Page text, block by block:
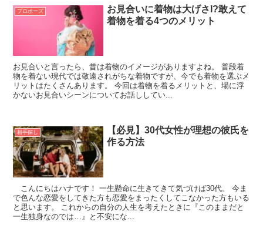
プロポーズ
お見合いに着物は大げさI?敢えて
着物を着る4つのメリット
お見合いと言ったら、昔は着物のイメージがありますよね。 普段着
物を着ない現代では敬遠されがちな着物ですが、今でも着物を選ぶメ
リットはたくさんあります。 今回は着物を着るメリットと、場に浮
かないお見合いシーンについてお話ししてい...
相手探し
【必見】30代女性が理想の彼氏を
作る方法
こんにちはハナです！ 一生懸命に生きてきて気づけば30代。 今ま
で色んな恋愛をしてきた方も恋愛をまったくしてこなかった方もいる
と思います。 これからの自分の人生を考えたときに『このままだと
一生独身なのでは…』と不安にな...